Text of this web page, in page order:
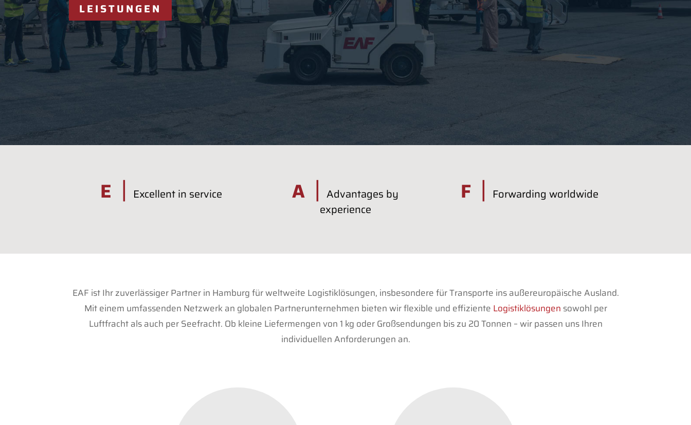
LEISTUNGEN
E | Excellent in service A |Advantages by
experience
F | Forwarding worldwide
EAF ist Ihr zuverlässiger Partner in Hamburg für weltweite Logistiklösungen, insbesondere für Transporte ins außereuropäische Ausland.
Mit einem umfassenden Netzwerk an globalen Partnerunternehmen bieten wir flexible und effiziente Logistiklösungen sowohl per
Luftfracht als auch per Seefracht. Ob kleine Liefermengen von 1 kg oder Großsendungen bis zu 20 Tonnen – wir passen uns Ihren
individuellen Anforderungen an.